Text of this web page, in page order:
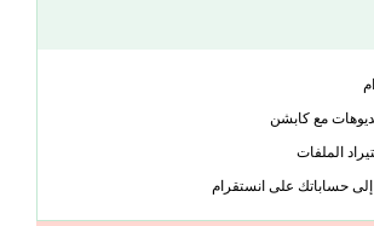
مع كابشن
الملفات
حساباتك على انستقرام